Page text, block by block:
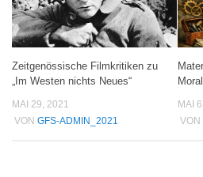
Zeitgenössische Filmkritiken zu
„Im Westen nichts Neues“
MAI 29, 2021
VON GFS-ADMIN_2021
Moral
MAI
VON